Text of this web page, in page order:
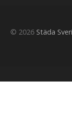
© 2026 Städa